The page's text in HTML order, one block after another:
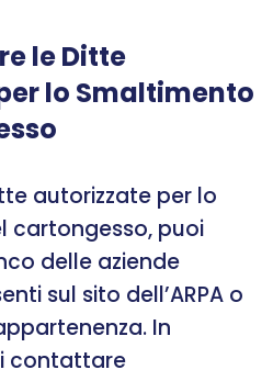
le Ditte
lo Smaltimento
autorizzate per lo
cartongesso, puoi
delle aziende
sul sito dell’ARPA o
In
contattare